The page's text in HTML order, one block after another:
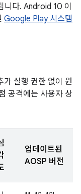
니다. Android 10 이
Google Play 시스템
가 실행 권한 없이 원
공격에는 사용자 상
업데이트된
AOSP 버전